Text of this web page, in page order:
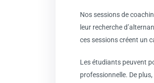
Nos sessions de
leur recherche
ces sessions créent un
Les étudiants peuvent
professionnelle. De